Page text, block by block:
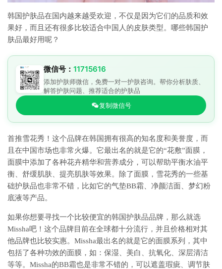
韩国护肤品在国内越来越受欢迎，不仅是因为它们的品质和效
果好，而且还有很多比较适合中国人的皮肤类型。哪些韩国护
肤品最好用呢？
微信号： 11715616
添加护肤师微信，免费一对一护肤咨询。帮你分析肤质、
解答护肤问题、推荐适合的护肤品
复制微信号
首推雪花秀！这个品牌在韩国拥有很高的知名度和美誉度，而
且在中国市场也非常火爆。它最出名的就是它的“花敷”面膜，
面膜中添加了各种花卉精华和营养成分，可以帮助平衡水油平
衡、舒缓肌肤、提亮肌肤等效果。除了面膜，雪花秀的一些基
础护肤品也非常不错，比如它的气垫BB霜、净颜洁面、梦幻粉
底液等产品。
如果你想要寻找一个比较便宜的韩国护肤品品牌，那么就选
Missha吧！这个品牌目前在全球都十分流行，并且价格相对其
他品牌也比较实惠。Missha最出名的就是它的面膜系列，其中
包括了各种功效的面膜，如：保湿、美白、抗氧化、深层清洁
等等。Missha的BB霜也是非常不错的，可以遮盖瑕疵、调节肤